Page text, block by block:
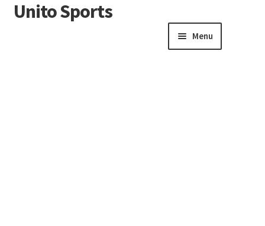
Unito Sports
Menu